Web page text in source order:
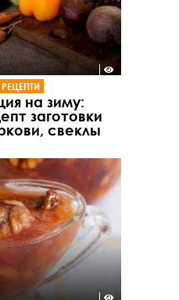
на зиму:
заготовки
свеклы